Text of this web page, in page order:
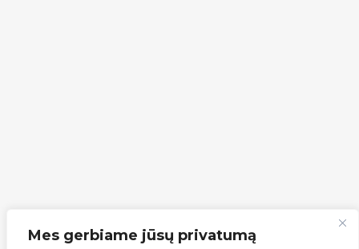
Mes gerbiame jūsų privatumą